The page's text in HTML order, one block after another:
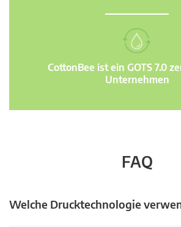
CottonBee ist ein GOTS 7.0
Unternehmen
FAQ
Welche Drucktechnologie